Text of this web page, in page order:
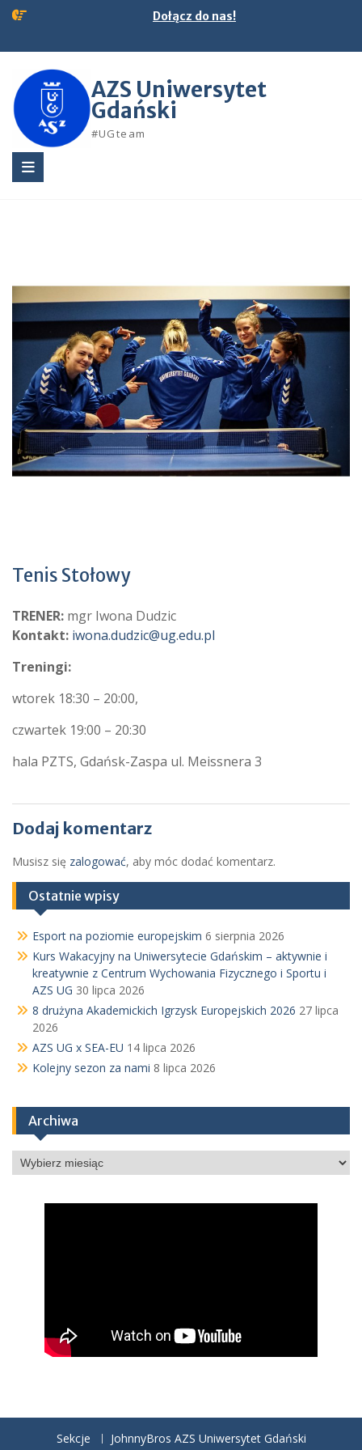
Skip
Dołącz do nas!
AZS Uniwersytet
Gdański
#UGteam
Tenis Stołowy
TRENER: mgr Iwona Dudzic
Kontakt: iwona.dudzic@ug.edu.pl
Treningi:
wtorek 18:30 – 20:00,
czwartek 19:00 – 20:30
hala PZTS, Gdańsk-Zaspa ul. Meissnera 3
Dodaj komentarz
Musisz się zalogować, aby móc dodać komentarz.
Ostatnie wpisy
Esport na poziomie europejskim 6 sierpnia 2026
Kurs Wakacyjny na Uniwersytecie Gdańskim – aktywnie i
kreatywnie z Centrum Wychowania Fizycznego i Sportu i
AZS UG 30 lipca 2026
8 drużyna Akademickich Igrzysk Europejskich 2026 27 lipca
2026
AZS UG x SEA-EU 14 lipca 2026
Kolejny sezon za nami 8 lipca 2026
Archiwa
Archiwa
Sekcje
JohnnyBros AZS Uniwersytet Gdański